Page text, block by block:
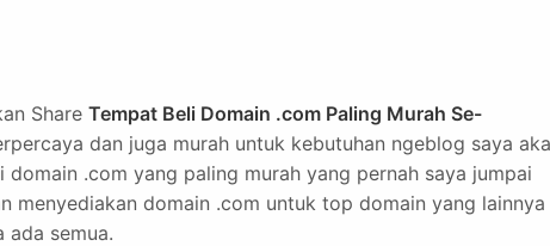
Share Tempat Beli Domain .com Paling Murah Se-
dan juga murah untuk kebutuhan ngeblog saya
.com yang paling murah yang pernah saya jumpai
menyediakan domain .com untuk top domain yang lainnya
ada semua.